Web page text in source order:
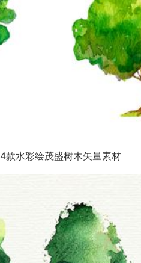
4款水彩绘茂盛树木矢量素材